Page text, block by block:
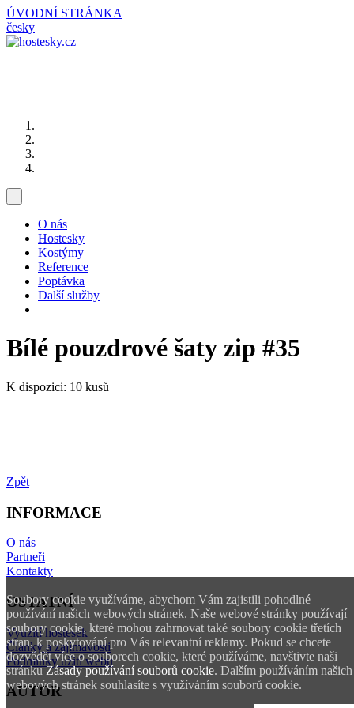
Soubory cookie využíváme, abychom Vám zajistili pohodlné
používání našich webových stránek. Naše webové stránky používají
soubory cookie, které mohou zahrnovat také soubory cookie třetích
stran, k poskytování pro Vás relevantní reklamy. Pokud se chcete
dozvědět více o souborech cookie, které používáme, navštivte naši
stránkuZásady používání souborů cookie. Dalším používáním našich
webových stránek souhlasíte s využíváním souborů cookie.
ÚVODNÍ STRÁNKA
česky
O nás
Hostesky
Kostýmy
Reference
Poptávka
Další služby
Bílé pouzdrové šaty zip #35
K dispozici: 10 kusů
Zpět
INFORMACE
O nás
Partneři
Kontakty
OSTATNÍ
Využití hostesek
Články a zajímavosti
Podmínky užití webu
AUTOR